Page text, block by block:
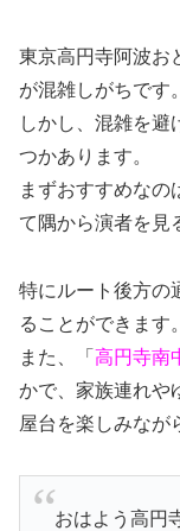
東京高円寺阿波お
が混雑しがちです。
しかし、混雑を避
つかあります。
まずおすすめなの
て隅から演者を見
特にルート後方の
ることができます。
また、「 高円寺南
かで、家族連れや
屋台を楽しみなが
おはよう高円